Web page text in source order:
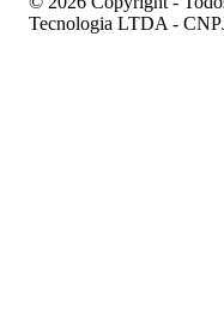
Tecnologia LTDA -